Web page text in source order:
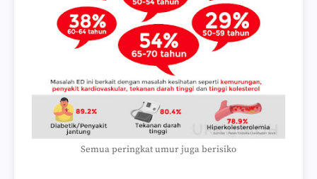
Semua peringkat umur juga berisiko